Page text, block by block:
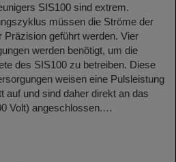
SIS100 sind extrem.
müssen die Ströme der
Präzision geführt werden. Vier
werden benötigt, um die
des SIS100 zu betreiben. Diese
weisen eine Pulsleistung
auf und sind daher direkt an das
Volt) angeschlossen.…